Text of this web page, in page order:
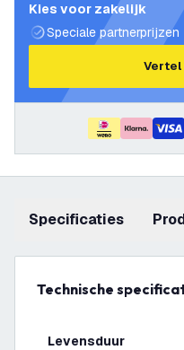
Kies voor zakelijk
Speciale partnerprijzen
Vertel
Specificaties
Technische
Levensduur